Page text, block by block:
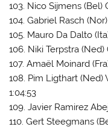
103. Nico Sijmens (Bel)
104. Gabriel Rasch
105. Mauro Da Dalto
106. Niki Terpstra
107. Amaël Moinard
108. Pim Ligthart (Ned)
1:04:53
109. Javier Ramirez
110. Gert Steegmans